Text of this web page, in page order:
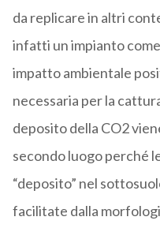
da replicare in altri
infatti un impianto come
impatto ambientale
necessaria per la
deposito della CO2
secondo luogo perché
“deposito” nel
facilitate dalla